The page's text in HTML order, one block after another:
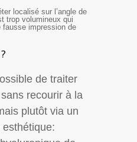
localisé sur l’angle de
trop volumineux qui
fausse impression de
de traiter
recourir à la
plutôt via un